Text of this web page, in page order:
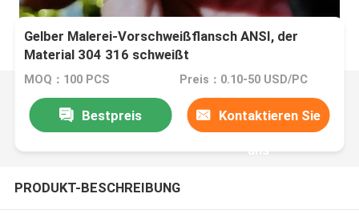
Gelber Malerei-Vorschweißflansch ANSI, der
Material 304 316 schweißt
MOQ：100 PCS Preis：0.10-50 USD/PC
Bestpreis Kontaktieren Sie
uns
PRODUKT-BESCHREIBUNG